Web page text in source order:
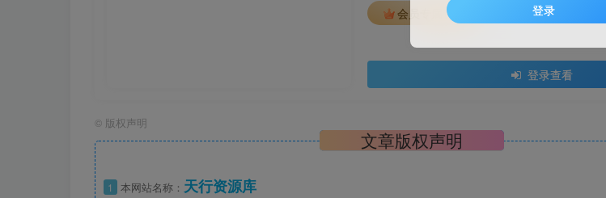
会员专属资源
登录查看
© 版权声明
文章版权声明
1 本网站名称： 天行资源库
登录